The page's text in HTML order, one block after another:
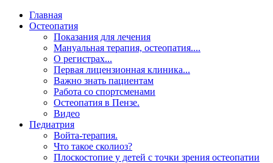
Главная
Остеопатия
Показания для лечения
Мануальная терапия, остеопатия....
О регистрах...
Первая лицензионная клиника...
Важно знать пациентам
Работа со спортсменами
Остеопатия в Пензе.
Видео
Педиатрия
Войта-терапия.
Что такое сколиоз?
Плоскостопие у детей с точки зрения остеопатии